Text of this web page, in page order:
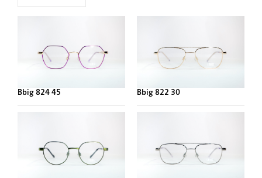
Bbig 824 45 Bbig 822 30